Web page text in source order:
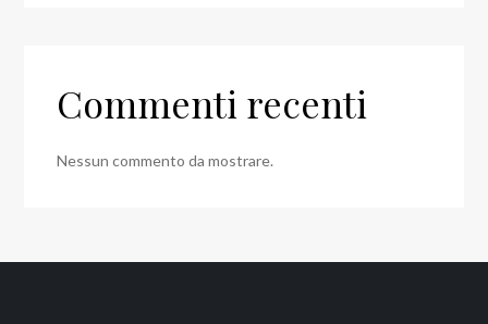
Commenti recenti
Nessun commento da mostrare.